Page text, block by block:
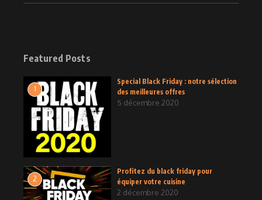
Featured Posts
1
Special Black Friday : notre sélection
des meilleures offres
5 décembre 2020
2
Profitez du black friday pour
équiper votre cuisine
2 décembre 2020